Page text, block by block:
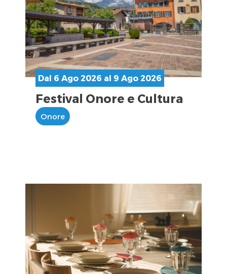
Dal 6 Ago 2026 al 9 Ago 2026
Festival Onore e Cultura
Onore